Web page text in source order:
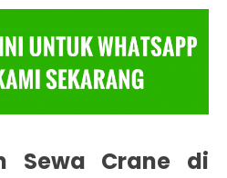
Sewa Crane di